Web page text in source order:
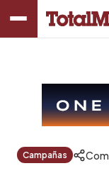
Campañas